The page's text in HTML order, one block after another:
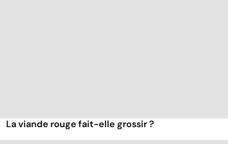
La viande rouge fait-elle grossir ?